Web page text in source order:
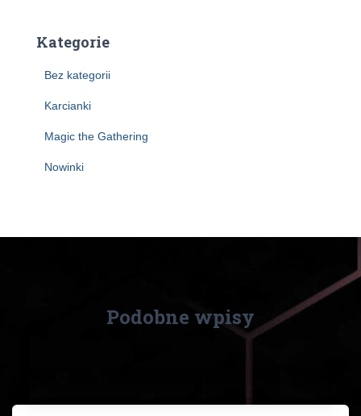
Kategorie
Bez kategorii
Karcianki
Magic the Gathering
Nowinki
Podobne wpisy